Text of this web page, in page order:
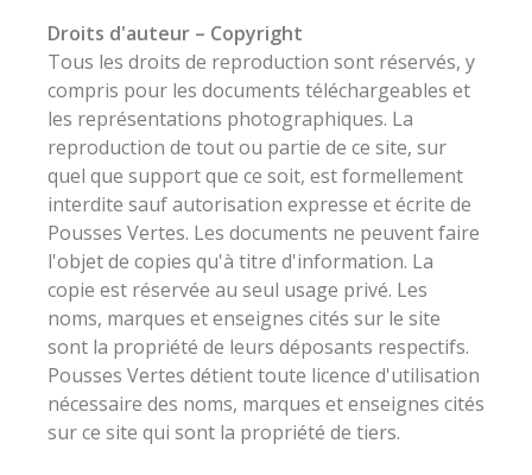
Droits d'auteur – Copyright
Tous les droits de reproduction sont réservés, y
compris pour les documents téléchargeables et
les représentations photographiques. La
reproduction de tout ou partie de ce site, sur
quel que support que ce soit, est formellement
interdite sauf autorisation expresse et écrite de
Pousses Vertes. Les documents ne peuvent faire
l'objet de copies qu'à titre d'information. La
copie est réservée au seul usage privé. Les
noms, marques et enseignes cités sur le site
sont la propriété de leurs déposants respectifs.
Pousses Vertes détient toute licence d'utilisation
nécessaire des noms, marques et enseignes cités
sur ce site qui sont la propriété de tiers.